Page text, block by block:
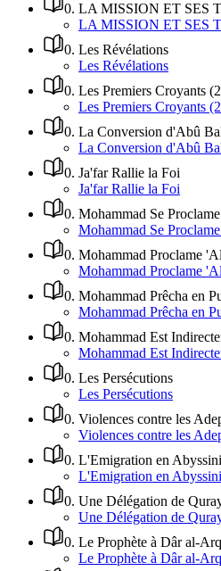
0. LA MISSION ET SES
LA MISSION ET SES
0. Les Révélations
Les Révélations
0. Les Premiers Croyants
Les Premiers Croyants
0. La Conversion d'Abû
La Conversion d'Abû
0. Ja'far Rallie la Foi
Ja'far Rallie la Foi
0. Mohammad Se
Mohammad Se
0. Mohammad Proclame
Mohammad Proclame
0. Mohammad Prêcha en
Mohammad Prêcha en
0. Mohammad Est
Mohammad Est
0. Les Persécutions
Les Persécutions
0. Violences contre les
Violences contre les
0. L'Emigration en
L'Emigration en
0. Une Délégation de
Une Délégation de
0. Le Prophète à Dâr al-
Le Prophète à Dâr al-